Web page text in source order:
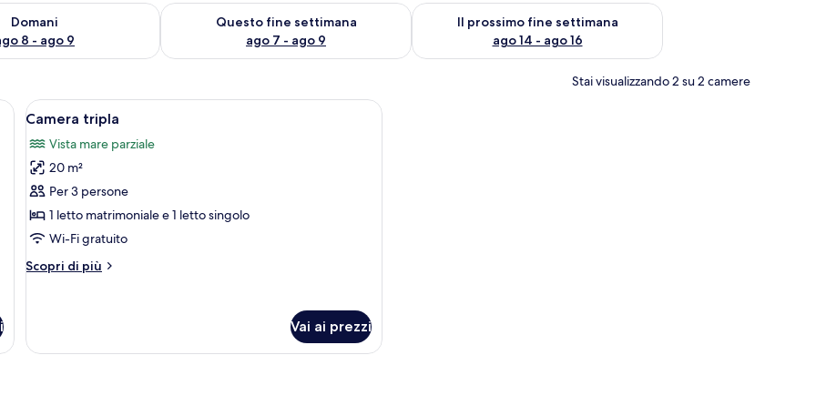
Domani
8 - ago 9
per domani, ago 8 - ago 9
Questo fine settimana
ago 7 - ago 9
Verifica la disponibilità per questo fine settimana, ago 7 - ago 9
Il prossimo fine settimana
ago 14 - ago 16
Verifica la disponibilità per il prossimo fine settimana, ago 14
Stai visualizzando 2 su 2 camere
grande, comodini, una scrivania e una sedia.
Apri
tutte
le
foto
per
Camera
tripla
Una camera da letto moderna con un letto, comodini, un ampio specchio e un armadio con ante scorrevoli.
8
Camera tripla
Vista mare parziale
20 m²
Per 3 persone
1 letto matrimoniale e 1 letto singolo
Wi-Fi gratuito
Scopri di più
Altri
Vai ai prezzi